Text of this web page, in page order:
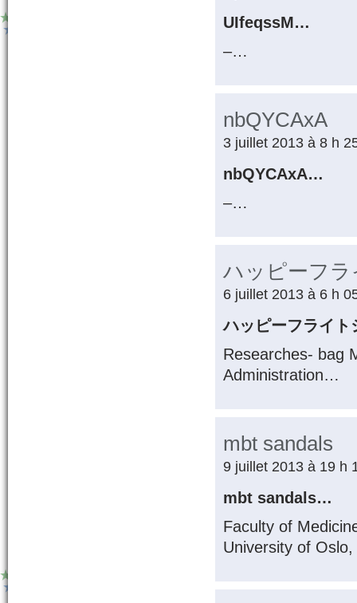
UIfeqssM…
–…
nbQYCAxA
3 juillet 2013 à 8 h
nbQYCAxA…
–…
ハッピーフ
6 juillet 2013 à 6 h
ハッピーフライ
Researches- bag
Administration…
mbt sandals
9 juillet 2013 à 19 h
mbt sandals…
Faculty of
University of